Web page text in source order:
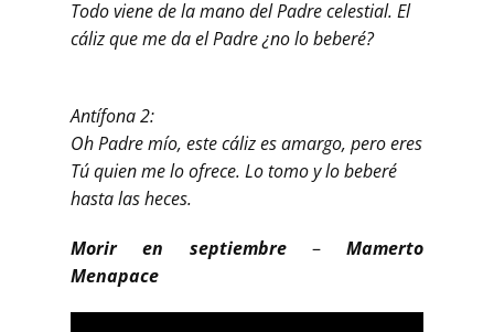
Todo viene de la mano del Padre celestial. El
cáliz que me da el Padre ¿no lo beberé?
Antífona 2:
Oh Padre mío, este cáliz es amargo, pero eres
Tú quien me lo ofrece. Lo tomo y lo beberé
hasta las heces.
Morir en septiembre–Mamerto
Menapace